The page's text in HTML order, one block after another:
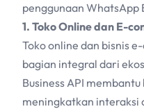
penggunaan WhatsApp
1. Toko Online dan E-
Toko online dan bisnis
bagian integral dari
Business API
meningkatkan interaksi